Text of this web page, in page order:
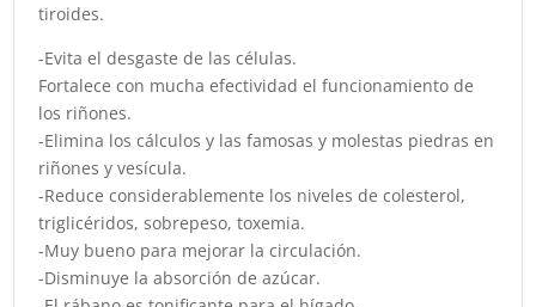
tiroides.
-Evita el desgaste de las células.
Fortalece con mucha efectividad el funcionamiento de
los riñones.
-Elimina los cálculos y las famosas y molestas piedras en
riñones y vesícula.
-Reduce considerablemente los niveles de colesterol,
triglicéridos, sobrepeso, toxemia.
-Muy bueno para mejorar la circulación.
-Disminuye la absorción de azúcar.